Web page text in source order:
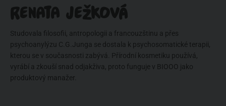
RENATA JEŽKOVÁ
Studovala filosofii, antropologii a francouzštinu a přes
psychoanylýzu C.G.Junga se dostala k psychosomatické terapii,
kterou se v současnosti zabývá. Přírodní kosmetiku používá,
vyrábí a zkouší snad odjakživa, proto funguje v BIOOO jako
produktový manažer.